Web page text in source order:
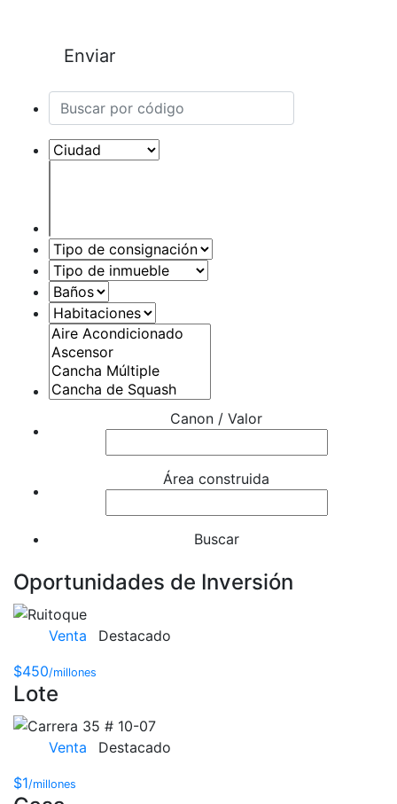
Enviar
Canon / Valor
Área construida
Buscar
Oportunidades de Inversión
Venta
Destacado
$450/millones
Lote
Venta
Destacado
$1/millones